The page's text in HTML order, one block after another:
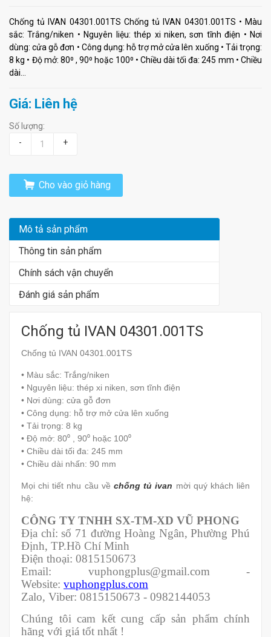
Chống tủ IVAN 04301.001TS Chống tủ IVAN 04301.001TS • Màu
sắc: Trắng/niken • Nguyên liệu: thép xi niken, sơn tĩnh điện • Nơi
dùng: cửa gỗ đơn • Công dụng: hỗ trợ mở cửa lên xuống • Tải trọng:
8 kg • Độ mở: 80⁰ , 90⁰ hoặc 100⁰ • Chiều dài tối đa: 245 mm • Chiều
dài...
Giá: Liên hệ
Số lượng:
-
+
Cho vào giỏ hàng
Mô tả sản phẩm
Thông tin sản phẩm
Chính sách vận chuyển
Đánh giá sản phẩm
Chống tủ IVAN 04301.001TS
Chống tủ IVAN 04301.001TS
• Màu sắc: Trắng/niken
• Nguyên liệu: thép xi niken, sơn tĩnh điện
• Nơi dùng: cửa gỗ đơn
• Công dụng: hỗ trợ mở cửa lên xuống
• Tải trọng: 8 kg
• Độ mở: 80⁰ , 90⁰ hoặc 100⁰
• Chiều dài tối đa: 245 mm
• Chiều dài nhấn: 90 mm
Mọi chi tiết nhu cầu về chống tủ ivan mời quý khách liên
hệ:
CÔNG TY TNHH SX-TM-XD VŨ PHONG
Địa chỉ: số 71 đường Hoàng Ngân, Phường Phú
Định, TP.Hồ Chí Minh
Điện thoại: 0815150673
Email: vuphongplus@gmail.com -
Website: vuphongplus.com
Zalo, Viber: 0815150673 - 0982144053
Chúng tôi cam kết cung cấp sản phẩm chính
hãng với giá tốt nhất !